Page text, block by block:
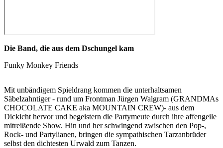
Die Band, die aus dem Dschungel kam
Funky Monkey Friends
Mit unbändigem Spieldrang kommen die unterhaltsamen
Säbelzahntiger - rund um Frontman Jürgen Walgram (GRANDMAs
CHOCOLATE CAKE aka MOUNTAIN CREW)- aus dem
Dickicht hervor und begeistern die Partymeute durch ihre affengeile
mitreißende Show. Hin und her schwingend zwischen den Pop-,
Rock- und Partylianen, bringen die sympathischen Tarzanbrüder
selbst den dichtesten Urwald zum Tanzen.